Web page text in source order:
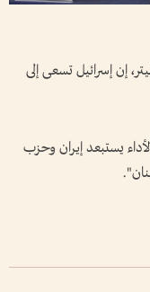
إن إسرائيل تسعى إلى
يستبعد إيران وحزب